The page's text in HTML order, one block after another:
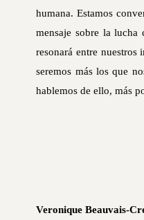
humana. Estamos
mensaje sobre la lucha
resonará entre nuestros
seremos más los que
hablemos de ello, más
Veronique Beauvais-